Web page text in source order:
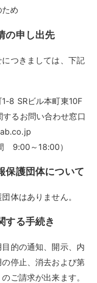
め
の申し出先
つきましては、下記
8 SRビル本町東10F
るお問い合わせ窓口
9:00～18:00）
保護団体について
体はありません。
する手続き
的の通知、開示、内
停止、消去および第
ご請求が出来ます。